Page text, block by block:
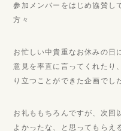
参加メンバーをはじめ協賛し
方々
お忙しい中貴重なお休みの日
意見を率直に言ってくれたり
り立つことができた企画でし
お礼ももちろんですが、次回
よかったな、と思ってもらえ